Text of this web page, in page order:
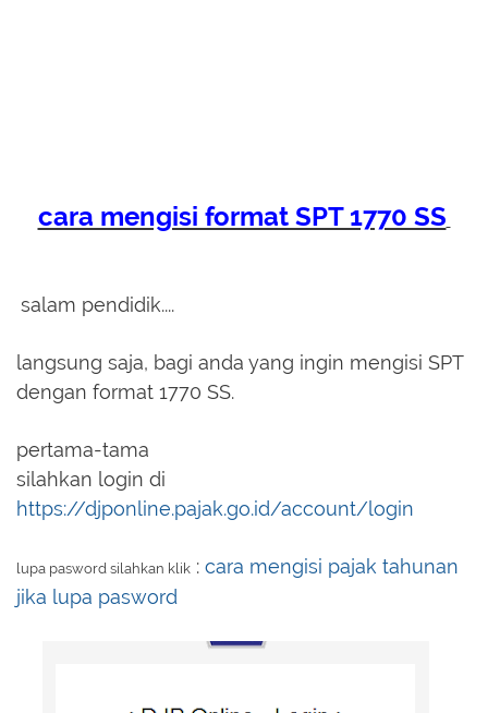
cara mengisi format SPT 1770 SS
salam pendidik....
langsung saja, bagi anda yang ingin mengisi SPT
dengan format 1770 SS.
pertama-tama
silahkan login di
https://djponline.pajak.go.id/account/login
lupa pasword silahkan klik : cara mengisi pajak tahunan
jika lupa pasword